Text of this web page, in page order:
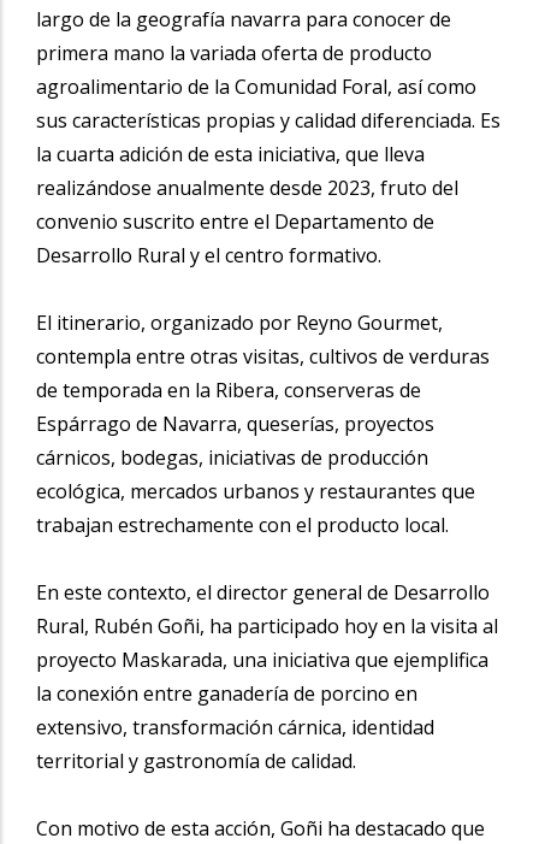
largo de la geografía navarra para conocer de
primera mano la variada oferta de producto
agroalimentario de la Comunidad Foral, así como
sus características propias y calidad diferenciada. Es
la cuarta adición de esta iniciativa, que lleva
realizándose anualmente desde 2023, fruto del
convenio suscrito entre el Departamento de
Desarrollo Rural y el centro formativo.
El itinerario, organizado por Reyno Gourmet,
contempla entre otras visitas, cultivos de verduras
de temporada en la Ribera, conserveras de
Espárrago de Navarra, queserías, proyectos
cárnicos, bodegas, iniciativas de producción
ecológica, mercados urbanos y restaurantes que
trabajan estrechamente con el producto local.
En este contexto, el director general de Desarrollo
Rural, Rubén Goñi, ha participado hoy en la visita al
proyecto Maskarada, una iniciativa que ejemplifica
la conexión entre ganadería de porcino en
extensivo, transformación cárnica, identidad
territorial y gastronomía de calidad.
Con motivo de esta acción, Goñi ha destacado que